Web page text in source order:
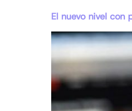
El nuevo nivel con